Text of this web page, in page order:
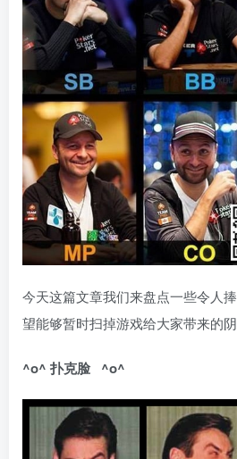
今天这篇文章我们来盘点一些令人
望能够暂时扫掉游戏给大家带来的
^o^ 扑克脸^o^